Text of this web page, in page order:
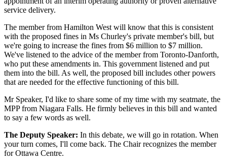
service delivery.
The member from Hamilton West will know that this is consistent
with the proposed fines in Ms Churley's private member's bill, but
we're going to increase the fines from $6 million to $7 million.
We've listened to the advice of the member from Toronto-Danforth,
who put these amendments in. This government listened and put
them into the bill. As well, the proposed bill includes other powers
that are needed for the effective functioning of this bill.
Mr Speaker, I'd like to share some of my time with my seatmate, the
MPP from Niagara Falls. He firmly believes in this bill and wanted
to say a few words as well.
The Deputy Speaker: In this debate, we will go in rotation. When
your turn comes, I'll come back. The Chair recognizes the member
for Ottawa Centre.